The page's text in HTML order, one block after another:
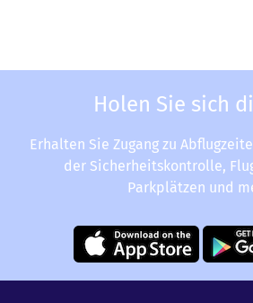
Holen Sie sich
Erhalten Sie Zugang zu
der Sicherheitskontrolle,
Parkplätzen und